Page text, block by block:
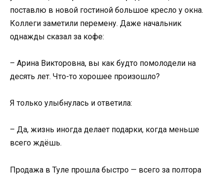
поставлю в новой гостиной большое кресло у окна.
Коллеги заметили перемену. Даже начальник
однажды сказал за кофе:
– Арина Викторовна, вы как будто помолодели на
десять лет. Что-то хорошее произошло?
Я только улыбнулась и ответила:
– Да, жизнь иногда делает подарки, когда меньше
всего ждёшь.
Продажа в Туле прошла быстро — всего за полтора